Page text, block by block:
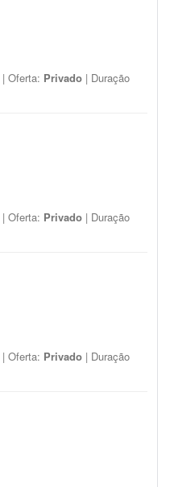
| Oferta: Privado | Duração
| Oferta: Privado | Duração
| Oferta: Privado | Duração